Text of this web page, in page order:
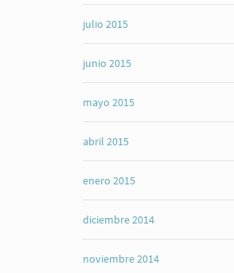
julio 2015
junio 2015
mayo 2015
abril 2015
enero 2015
diciembre 2014
noviembre 2014